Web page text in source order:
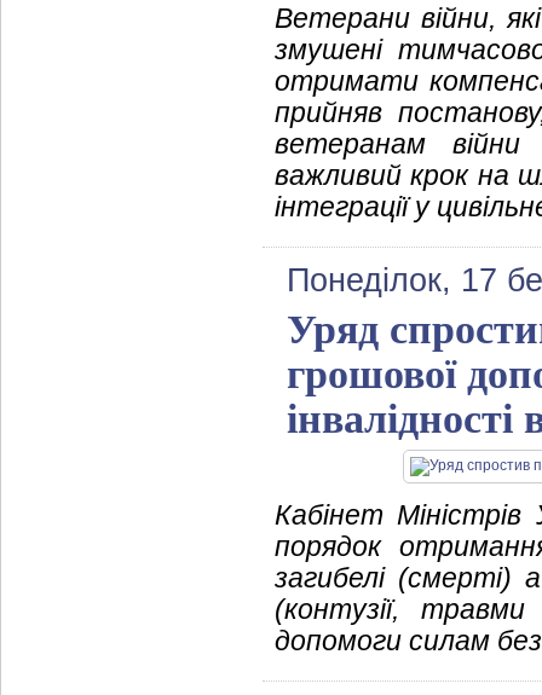
Ветерани війни,
змушені
отримати
прийняв
ветеранам
важливий крок на
інтеграції у
Понеділок, 17
Уряд
грошової
інвалідності
Кабінет
порядок
загибелі (смерті)
(контузії,
допомоги силам